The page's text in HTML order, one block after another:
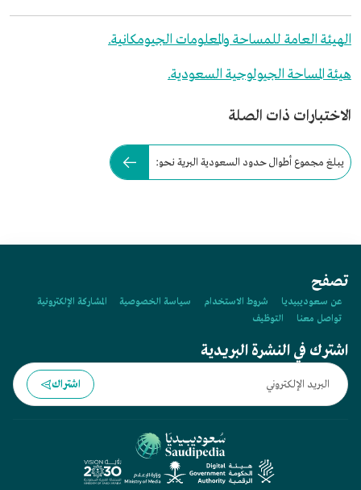
الهيئة العامة للمساحة والمعلومات الجيومكانية.
هيئة المساحة الجيولوجية السعودية.
الاختبارات ذات الصلة
يبلغ مجموع أطوال حدود السعودية البرية نحو:
تصفح
عن سعوديبيديا شروط الاستخدام سياسة الخصوصية
المشاركة الإلكترونية
تواصل معنا
التوظيف
اشترك في النشرة البريدية
اشتراك